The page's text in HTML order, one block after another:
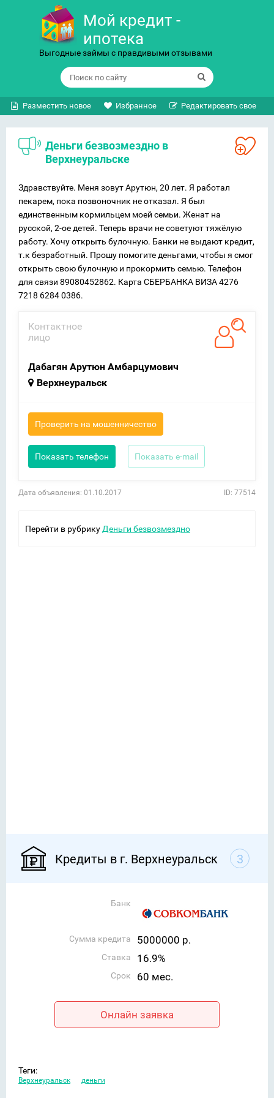
Мой кредит -
ипотека
Выгодные займы с правдивыми отзывами
Разместить новое Избранное Редактировать свое
Деньги безвозмездно в
Верхнеуральске
Здравствуйте. Меня зовут Арутюн, 20 лет. Я работал
пекарем, пока позвоночник не отказал. Я был
единственным кормильцем моей семьи. Женат на
русской, 2-ое детей. Теперь врачи не советуют тяжёлую
работу. Хочу открыть булочную. Банки не выдают кредит,
т.к безработный. Прошу помогите деньгами, чтобы я смог
открыть свою булочную и прокормить семью. Телефон
для связи 89080452862. Карта СБЕРБАНКА ВИЗА 4276
7218 6284 0386.
Контактное
лицо
Дабагян Арутюн Амбарцумович
Верхнеуральск
Проверить на мошенничество
Показать телефон Показать e-mail
Дата объявления: 01.10.2017 ID: 77514
Перейти в рубрику Деньги безвозмездно
Кредиты в г. Верхнеуральск 3
Банк
Сумма кредита 5000000 р.
Ставка 16.9%
Срок 60 мес.
Онлайн заявка
Теги:
Верхнеуральск деньги